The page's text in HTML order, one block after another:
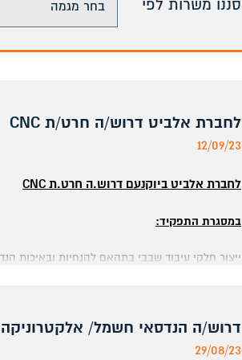
סננו משרות לפי
לחברת אלביט דרוש/ה חרט/ת CNC
12/09/23
לחברת אלביט ביוקנעם דרוש.ה חרט.ת CNC
במסגרת התפקיד:
ייצור חלקי עיבוד שבבי בתהאם להנחיות ובאיכות
ניסיון מקצועי מוכח בהפעלת מחרטותCNCכולל
דרוש/ה הנדסאי חשמל/ אלקטרוניקה
29/08/23